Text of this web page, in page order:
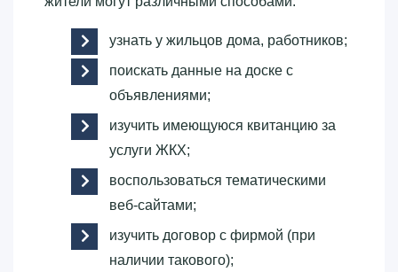
узнать у жильцов дома, работников;
поискать данные на доске с
объявлениями;
изучить имеющуюся квитанцию за
услуги ЖКХ;
воспользоваться тематическими
веб-сайтами;
изучить договор с фирмой (при
наличии такового);